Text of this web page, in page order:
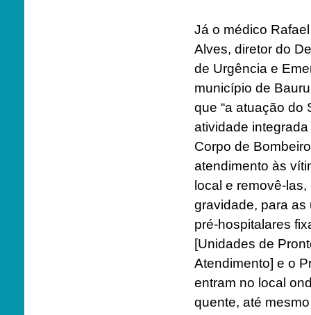
Já o médico
Alves, diretor do
de Urgência e
município de
que “a atuação do
atividade
Corpo de
atendimento às
local e removê-
gravidade, para as
pré-hospitalares
[Unidades de
Atendimento] e o
entram no local
quente, até